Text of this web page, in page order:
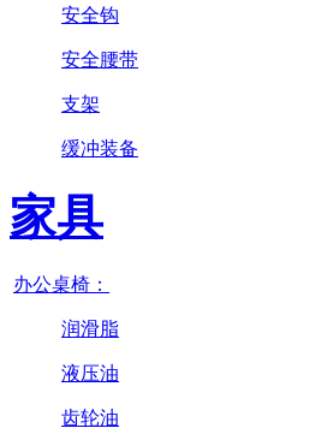
安全钩
安全腰带
支架
缓冲装备
家具
办公桌椅：
润滑脂
液压油
齿轮油